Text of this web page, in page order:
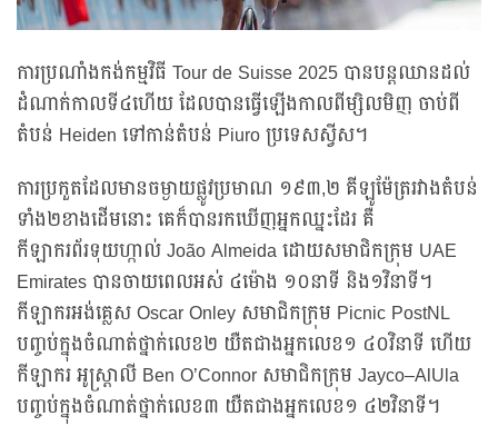
ការប្រណាំងកង់កម្មវិធី Tour de Suisse 2025 បានបន្តឈានដល់
ដំណាក់កាលទី៤ហើយ ដែលបានធ្វើឡើងកាលពីម្សិលមិញ ចាប់ពី
តំបន់ Heiden ទៅកាន់តំបន់ Piuro ប្រទេសស្វីស។
ការប្រកួតដែលមានចម្ងាយផ្លូវប្រមាណ ១៩៣,២ គីឡូម៉ែត្ររវាងតំបន់
ទាំង២ខាងដើមនោះ គេក៏បានរកឃើញអ្នកឈ្នះដែរ គឺ
កីឡាករព័រទុយហ្កាល់ João Almeida ដោយសមាជិកក្រុម UAE
Emirates បានចាយពេលអស់ ៤ម៉ោង ១០នាទី និង១វិនាទី។
កីឡាករអង់គ្លេស Oscar Onley សមាជិកក្រុម Picnic PostNL
បញ្ចប់ក្នុងចំណាត់ថ្នាក់លេខ២ យឺតជាងអ្នកលេខ១ ៤០វិនាទី ហើយ
កីឡាករ អូស្ត្រាលី Ben O’Connor សមាជិកក្រុម Jayco–AlUla
បញ្ចប់ក្នុងចំណាត់ថ្នាក់លេខ៣ យឺតជាងអ្នកលេខ១ ៤២វិនាទី។